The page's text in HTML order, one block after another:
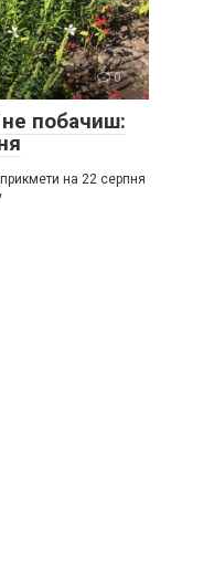
0
не побачиш:
на 22 серпня